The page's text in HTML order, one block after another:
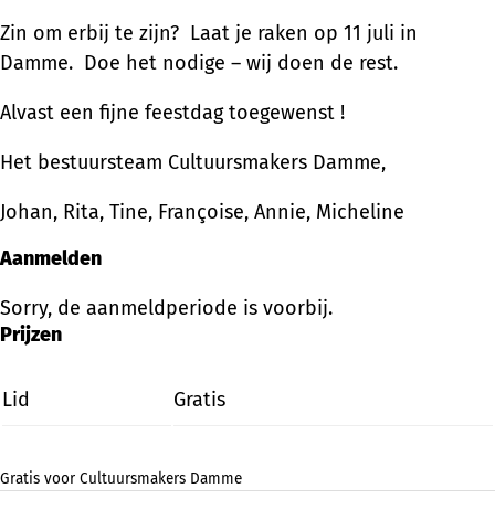
Zin om erbij te zijn? Laat je raken op 11 juli in
Damme. Doe het nodige – wij doen de rest.
Alvast een fijne feestdag toegewenst !
Het bestuursteam Cultuursmakers Damme,
Johan, Rita, Tine, Françoise, Annie, Micheline
Aanmelden
Sorry, de aanmeldperiode is voorbij.
Prijzen
Lid Gratis
Gratis voor Cultuursmakers Damme